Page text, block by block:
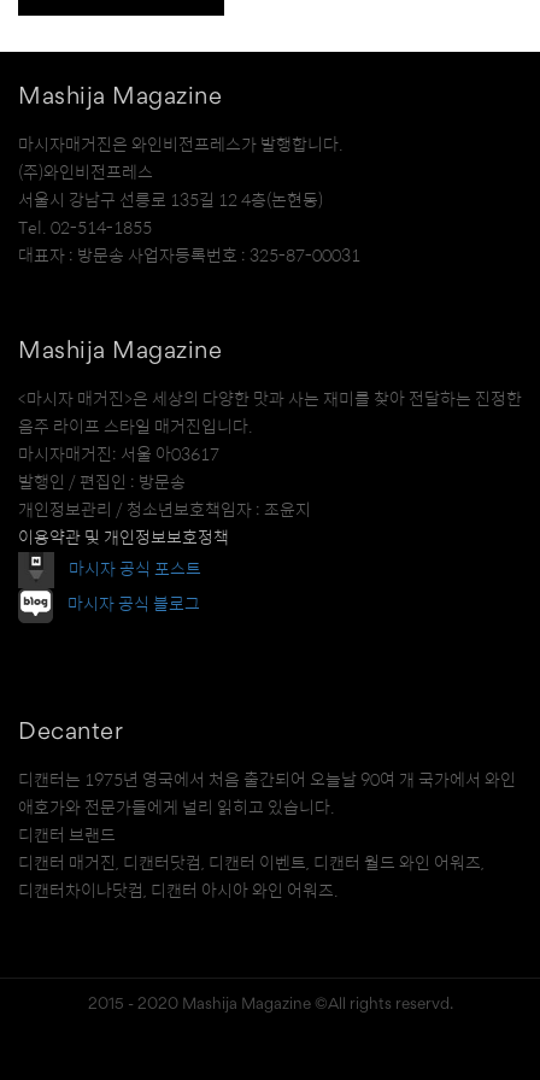
Mashija Magazine
마시자매거진은 와인비전프레스가 발행합니다.
(주)와인비전프레스
서울시 강남구 선릉로 135길 12 4층(논현동)
Tel. 02-514-1855
대표자 : 방문송 사업자등록번호 : 325-87-00031
Mashija Magazine
<마시자 매거진>은 세상의 다양한 맛과 사는 재미를 찾아 전달하는 진정한
음주 라이프 스타일 매거진입니다.
마시자매거진: 서울 아03617
발행인 / 편집인 : 방문송
개인정보관리 / 청소년보호책임자 : 조윤지
이용약관 및 개인정보보호정책
마시자 공식 포스트
마시자 공식 블로그
Decanter
디캔터는 1975년 영국에서 처음 출간되어 오늘날 90여 개 국가에서 와인
애호가와 전문가들에게 널리 읽히고 있습니다.
디캔터 브랜드
디캔터 매거진, 디캔터닷컴, 디캔터 이벤트, 디캔터 월드 와인 어워즈,
디캔터차이나닷컴, 디캔터 아시아 와인 어워즈.
2015 - 2020 Mashija Magazine ©All rights reservd.